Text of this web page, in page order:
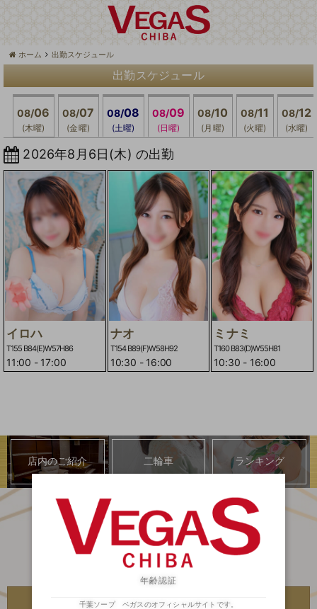
ホーム 出勤スケジュール
出勤スケジュール
08/06
(木曜)
08/07
(金曜)
08/08
(土曜)
08/09
(日曜)
08/10
(月曜)
08/11
(火曜)
08/12
(水曜)
2026年8月6日(木) の出勤
イロハ
T155 B84(E)W57H86
11:00 - 17:00
ナオ
T154 B89(F)W58H92
10:30 - 16:00
ミナミ
T160 B83(D)W55H81
10:30 - 16:00
店内のご紹介 二輪車 ランキング
高級ソープランド
高級ソープランド
年齢認証
千葉ソープ ベガスのオフィシャルサイトです。